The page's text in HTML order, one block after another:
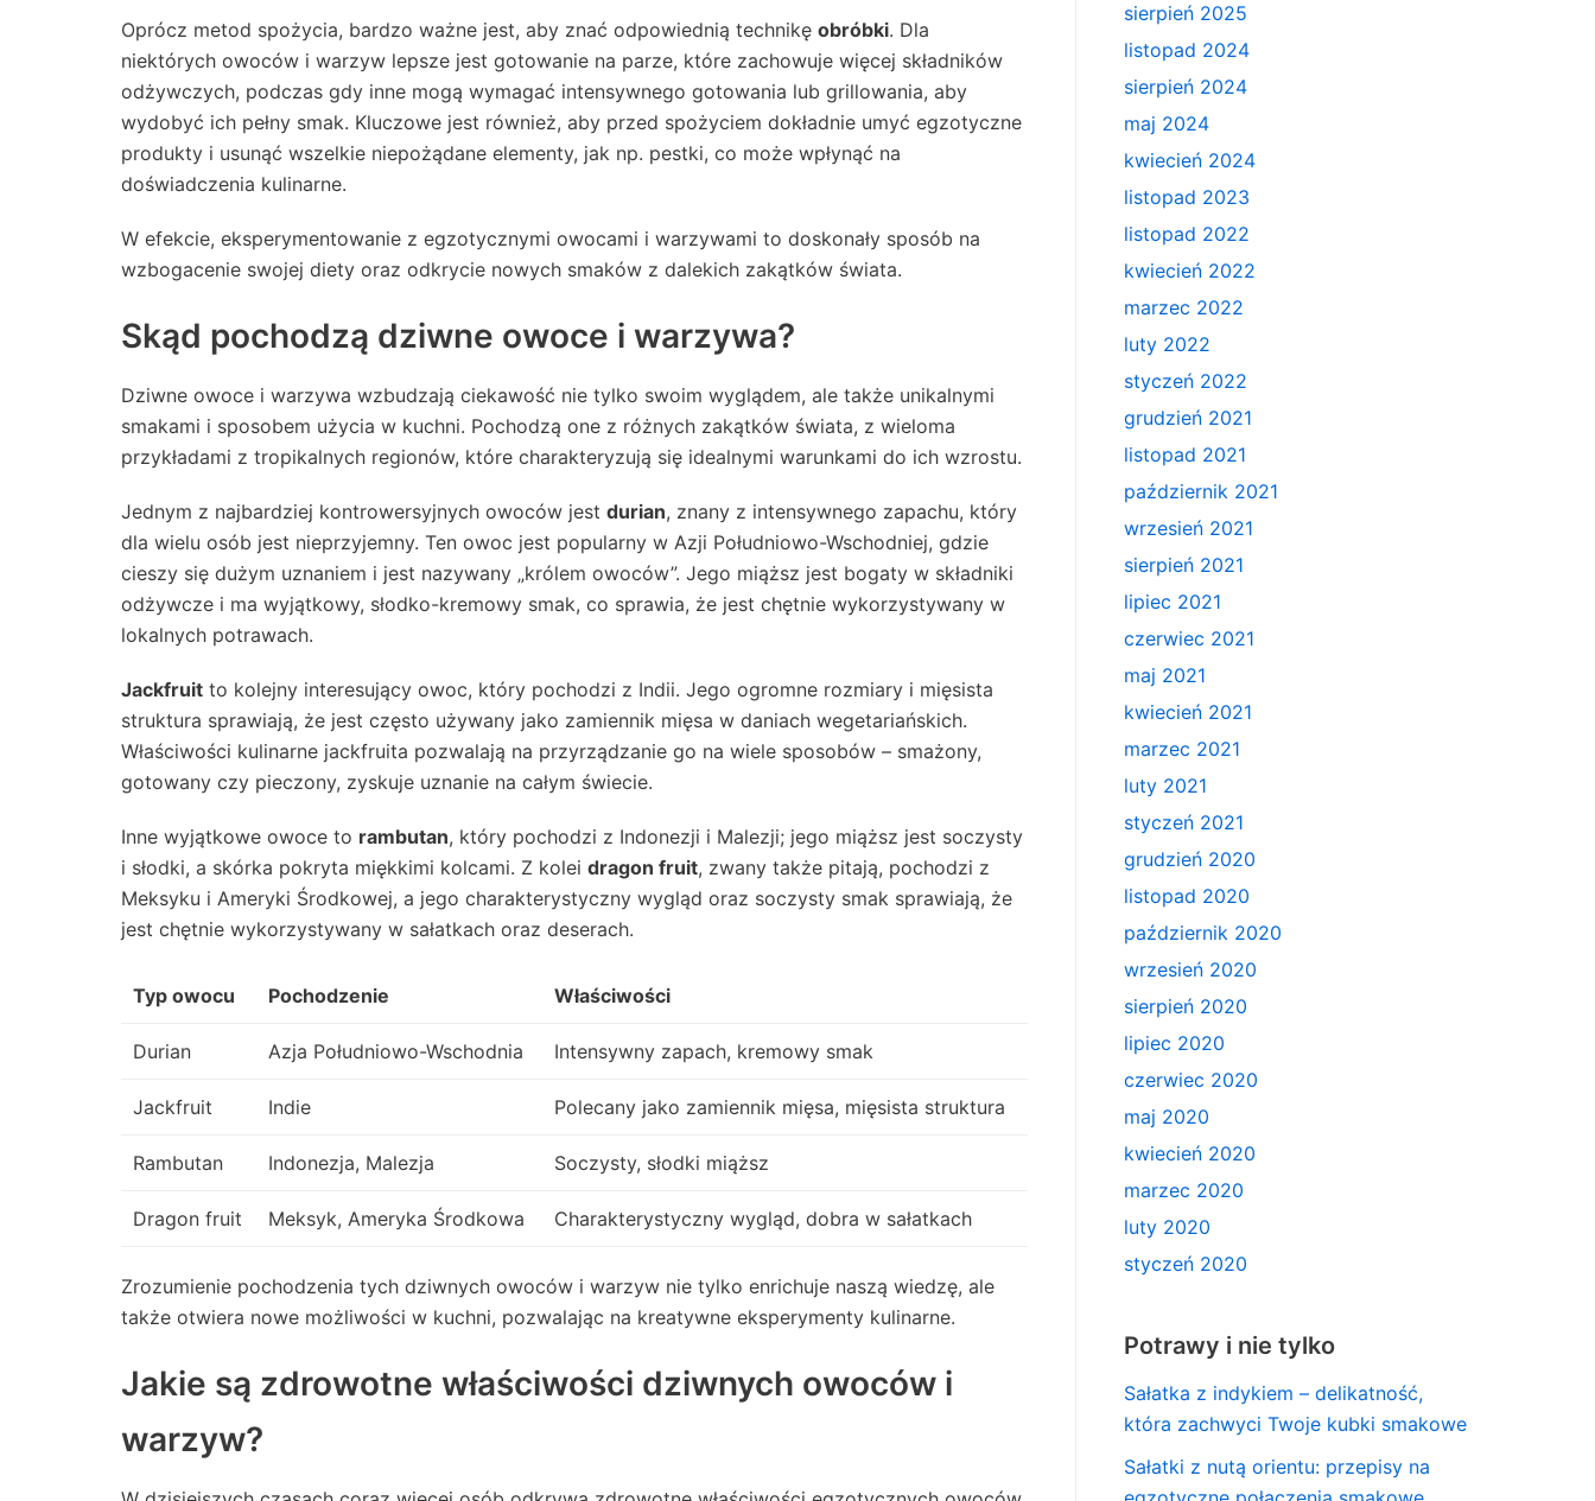
Oprócz metod spożycia, bardzo ważne jest, aby znać odpowiednią technikę obróbki. Dla
niektórych owoców i warzyw lepsze jest gotowanie na parze, które zachowuje więcej składników
odżywczych, podczas gdy inne mogą wymagać intensywnego gotowania lub grillowania, aby
wydobyć ich pełny smak. Kluczowe jest również, aby przed spożyciem dokładnie umyć egzotyczne
produkty i usunąć wszelkie niepożądane elementy, jak np. pestki, co może wpłynąć na
doświadczenia kulinarne.
W efekcie, eksperymentowanie z egzotycznymi owocami i warzywami to doskonały sposób na
wzbogacenie swojej diety oraz odkrycie nowych smaków z dalekich zakątków świata.
Skąd pochodzą dziwne owoce i warzywa?
Dziwne owoce i warzywa wzbudzają ciekawość nie tylko swoim wyglądem, ale także unikalnymi
smakami i sposobem użycia w kuchni. Pochodzą one z różnych zakątków świata, z wieloma
przykładami z tropikalnych regionów, które charakteryzują się idealnymi warunkami do ich wzrostu.
Jednym z najbardziej kontrowersyjnych owoców jest durian, znany z intensywnego zapachu, który
dla wielu osób jest nieprzyjemny. Ten owoc jest popularny w Azji Południowo-Wschodniej, gdzie
cieszy się dużym uznaniem i jest nazywany „królem owoców”. Jego miąższ jest bogaty w składniki
odżywcze i ma wyjątkowy, słodko-kremowy smak, co sprawia, że jest chętnie wykorzystywany w
lokalnych potrawach.
Jackfruit to kolejny interesujący owoc, który pochodzi z Indii. Jego ogromne rozmiary i mięsista
struktura sprawiają, że jest często używany jako zamiennik mięsa w daniach wegetariańskich.
Właściwości kulinarne jackfruita pozwalają na przyrządzanie go na wiele sposobów – smażony,
gotowany czy pieczony, zyskuje uznanie na całym świecie.
Inne wyjątkowe owoce to rambutan, który pochodzi z Indonezji i Malezji; jego miąższ jest soczysty
i słodki, a skórka pokryta miękkimi kolcami. Z kolei dragon fruit, zwany także pitają, pochodzi z
Meksyku i Ameryki Środkowej, a jego charakterystyczny wygląd oraz soczysty smak sprawiają, że
jest chętnie wykorzystywany w sałatkach oraz deserach.
Typ owocu Pochodzenie Właściwości
Durian Azja Południowo-Wschodnia Intensywny zapach, kremowy smak
Jackfruit Indie Polecany jako zamiennik mięsa, mięsista struktura
Rambutan Indonezja, Malezja Soczysty, słodki miąższ
Dragon fruit Meksyk, Ameryka Środkowa Charakterystyczny wygląd, dobra w sałatkach
Zrozumienie pochodzenia tych dziwnych owoców i warzyw nie tylko enrichuje naszą wiedzę, ale
także otwiera nowe możliwości w kuchni, pozwalając na kreatywne eksperymenty kulinarne.
Jakie są zdrowotne właściwości dziwnych owoców i
warzyw?
sierpień 2025
listopad 2024
sierpień 2024
maj 2024
kwiecień 2024
listopad 2023
listopad 2022
kwiecień 2022
marzec 2022
luty 2022
styczeń 2022
grudzień 2021
listopad 2021
październik 2021
wrzesień 2021
sierpień 2021
lipiec 2021
czerwiec 2021
maj 2021
kwiecień 2021
marzec 2021
luty 2021
styczeń 2021
grudzień 2020
listopad 2020
październik 2020
wrzesień 2020
sierpień 2020
lipiec 2020
czerwiec 2020
maj 2020
kwiecień 2020
marzec 2020
luty 2020
styczeń 2020
Potrawy i nie tylko
Sałatka z indykiem – delikatność,
która zachwyci Twoje kubki smakowe
Sałatki z nutą orientu: przepisy na